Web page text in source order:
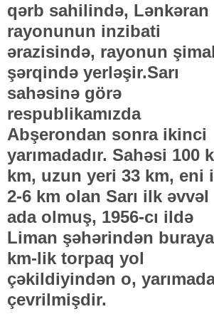
qərb sahilində, Lənkəran
rayonunun inzibati
ərazisində, rayonun
şərqində yerləşir.Sarı
sahəsinə görə
respublikamızda
Abşerondan sonra ikinci
yarımadadır. Sahəsi 100
km, uzun yeri 33 km, eni
2-6 km olan Sarı ilk əvvəl
ada olmuş, 1956-cı ildə
Liman şəhərindən
km-lik torpaq yol
çəkildiyindən o,
çevrilmişdir.